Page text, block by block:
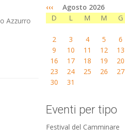
Azzurro
‹‹‹ Agosto 2026
D
L M M G
2
3 4 5 6
9
10 11 12 13
16
17 18 19 20
23
24 25 26 27
30
31
Eventi per tipo
Festival del Camminare